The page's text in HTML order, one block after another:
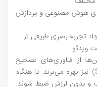
های هوش مصنوعی و پردازش
تجربه بصری طبیعی‌ تر
ویدئو
از فناوری‌های تصحیح
(Stabilization) نیز بهره می‌برند تا هنگام
و بدون لرزش ضبط شوند.